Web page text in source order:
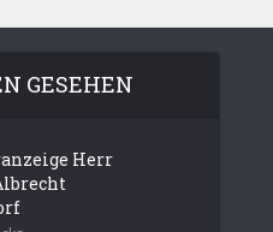
GESEHEN
Herr